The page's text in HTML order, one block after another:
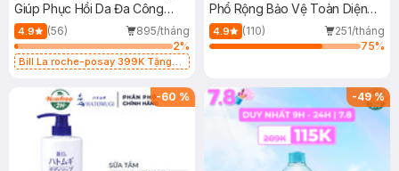
Giúp Phục Hồi Da Đa Công
Dụng 40ml
4.9 (56)
895/tháng
2%
Bill La roche-posay 399K Tặng
(SL có hạn)
Phổ Rộng Bảo Vệ Toàn Diện
40ml
4.9 (110)
251/tháng
75%
-60 % -49%